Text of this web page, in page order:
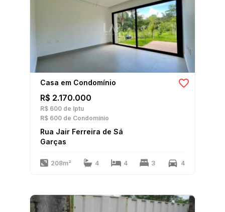
Casa em Condomínio
R$ 2.170.000
R$ 600 de Iptu
R$ 600 de Condomínio
Rua Jair Ferreira de Sá
Garças
208m² 4 4 3 4